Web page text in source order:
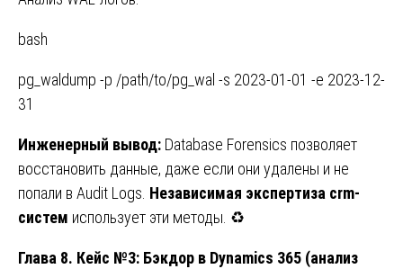
bash
pg_waldump -p /path/to/pg_wal -s 2023-01-01 -e 2023-12-
31
Инженерный вывод: Database Forensics позволяет
восстановить данные, даже если они удалены и не
попали в Audit Logs. Независимая экспертиза crm-
систем использует эти методы. ♻️
Глава 8. Кейс №3: Бэкдор в Dynamics 365 (анализ